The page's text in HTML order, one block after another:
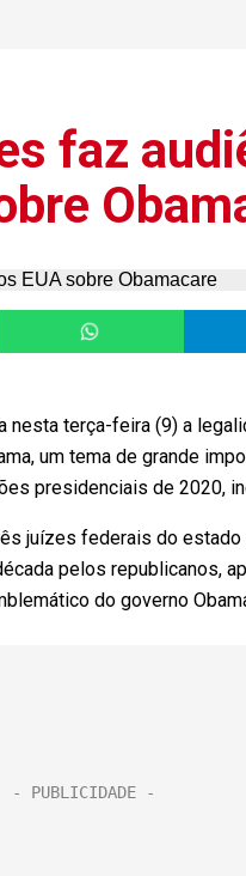
faz
nesta terça-feira (9) a
um tema de grande
presidenciais de 2020,
juízes federais do
pelos republicanos,
do governo